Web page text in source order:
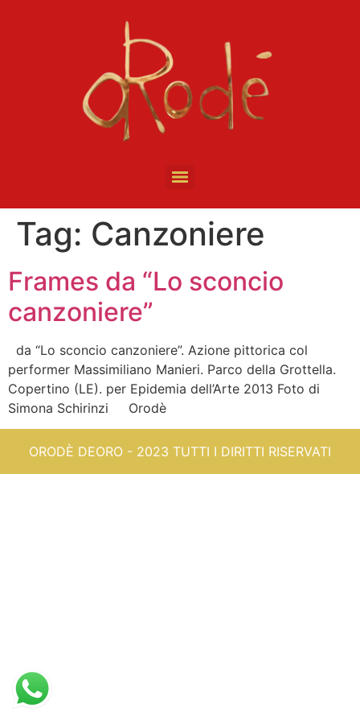
Tag: Canzoniere
Frames da “Lo sconcio
canzoniere”
da “Lo sconcio canzoniere”. Azione pittorica col
performer Massimiliano Manieri. Parco della Grottella.
Copertino (LE). per Epidemia dell’Arte 2013 Foto di
Simona Schirinzi Orodè
ORODÈ DEORO - 2023 TUTTI I DIRITTI RISERVATI